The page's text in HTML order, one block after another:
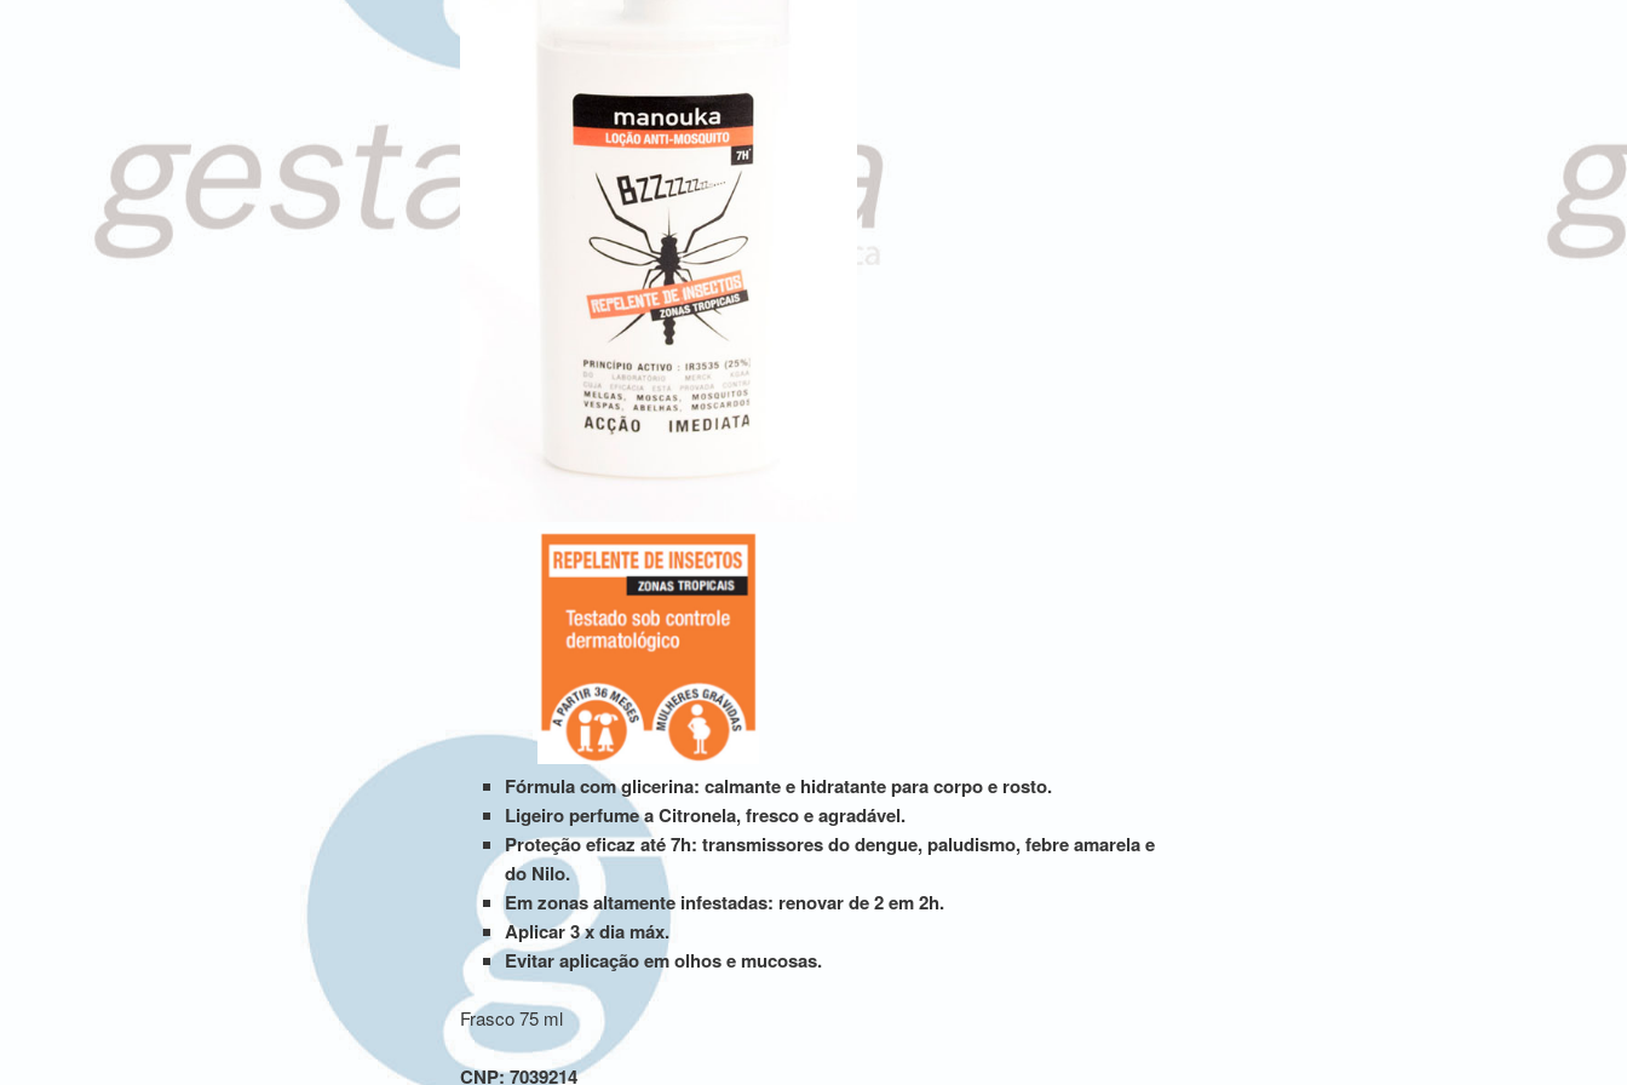
Fórmula com glicerina: calmante e hidratante para corpo e rosto.
Ligeiro perfume a Citronela, fresco e agradável.
Proteção eficaz até 7h: transmissores do dengue, paludismo, febre amarela e
do Nilo.
Em zonas altamente infestadas: renovar de 2 em 2h.
Aplicar 3 x dia máx.
Evitar aplicação em olhos e mucosas.
Frasco 75 ml
CNP:7039214